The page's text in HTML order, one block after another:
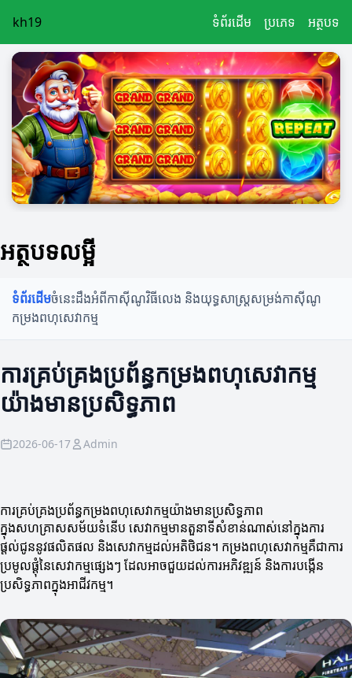
kh19 ទំព័រដើម ប្រភេទ អត្ថបទ
អត្ថបទលម្អី
ទំព័រដើមចំនេះដឹងអំពីកាស៊ីណូវិធីលេង និងយុទ្ធសាស្ត្រសម្រង់កាស៊ីណូ
កម្រងពហុសេវាកម្ម
ការគ្រប់គ្រងប្រព័ន្ធកម្រងពហុសេវាកម្ម
យ៉ាងមានប្រសិទ្ធភាព
2026-06-17 Admin
ការគ្រប់គ្រងប្រព័ន្ធកម្រងពហុសេវាកម្មយ៉ាងមានប្រសិទ្ធភាព
ក្នុងសហគ្រាសសម័យទំនើប សេវាកម្មមានតួនាទីសំខាន់ណាស់នៅក្នុងការ
ផ្តល់ជូននូវផលិតផល និងសេវាកម្មដល់អតិថិជន។ កម្រងពហុសេវាកម្មគឺជាការ
ប្រមូលផ្តុំនៃសេវាកម្មផ្សេងៗ ដែលអាចជួយដល់ការអភិវឌ្ឍន៍ និងការបង្កើន
ប្រសិទ្ធភាពក្នុងអាជីវកម្ម។